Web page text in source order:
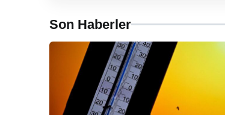
Son Haberler